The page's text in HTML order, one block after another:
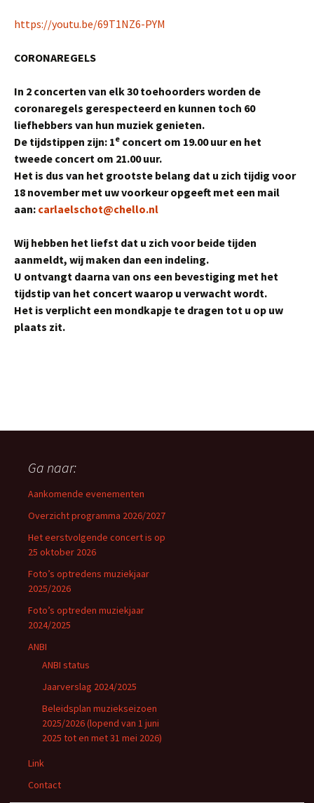
https://youtu.be/69T1NZ6-PYM
CORONAREGELS
In 2 concerten van elk 30 toehoorders worden de
coronaregels gerespecteerd en kunnen toch 60
liefhebbers van hun muziek genieten.
De tijdstippen zijn: 1e concert om 19.00 uur en het
tweede concert om 21.00 uur.
Het is dus van het grootste belang dat u zich tijdig voor
18 november met uw voorkeur opgeeft met een mail
aan: carlaelschot@chello.nl
Wij hebben het liefst dat u zich voor beide tijden
aanmeldt, wij maken dan een indeling.
U ontvangt daarna van ons een bevestiging met het
tijdstip van het concert waarop u verwacht wordt.
Het is verplicht een mondkapje te dragen tot u op uw
plaats zit.
Ga naar:
Aankomende evenementen
Overzicht programma 2026/2027
Het eerstvolgende concert is op
25 oktober 2026
Foto’s optredens muziekjaar
2025/2026
Foto’s optreden muziekjaar
2024/2025
ANBI
ANBI status
Jaarverslag 2024/2025
Beleidsplan muziekseizoen
2025/2026 (lopend van 1 juni
2025 tot en met 31 mei 2026)
Link
Contact